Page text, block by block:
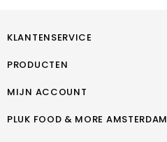
KLANTENSERVICE
PRODUCTEN
MIJN ACCOUNT
PLUK FOOD & MORE AMSTERDAM